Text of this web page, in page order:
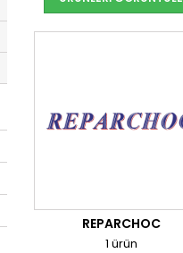
REPARCHOC
1 ürün